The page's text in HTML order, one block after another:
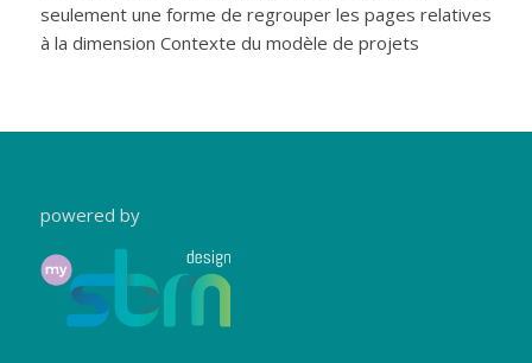
seulement une forme de regrouper les pages relatives
à la dimension Contexte du modèle de projets
powered by